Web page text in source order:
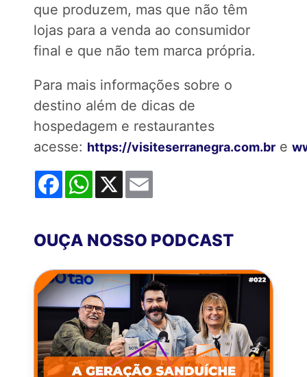
que produzem, mas que não têm
lojas para a venda ao consumidor
final e que não tem marca própria.
Para mais informações sobre o
destino além de dicas de
hospedagem e restaurantes
acesse: https://visiteserranegra.com.br e
FacebookWhatsApp
X
OUÇA NOSSO PODCAST